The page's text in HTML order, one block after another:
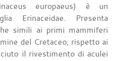
europaeus) è un
Erinaceidae. Presenta
simili ai primi mammiferi
del Cretaceo, rispetto ai
il rivestimento di aculei